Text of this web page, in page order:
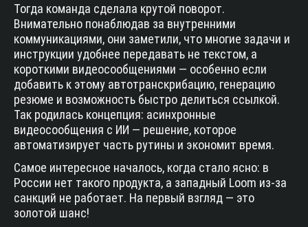
Тогда команда сделала крутой поворот.
Внимательно понаблюдав за внутренними
коммуникациями, они заметили, что многие задачи и
инструкции удобнее передавать не текстом, а
короткими видеосообщениями — особенно если
добавить к этому автотранскрибацию, генерацию
резюме и возможность быстро делиться ссылкой.
Так родилась концепция: асинхронные
видеосообщения с ИИ — решение, которое
автоматизирует часть рутины и экономит время.
Самое интересное началось, когда стало ясно: в
России нет такого продукта, а западный Loom из-за
санкций не работает. На первый взгляд — это
золотой шанс!